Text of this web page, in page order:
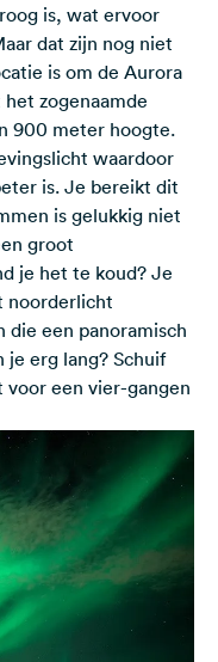
is, wat ervoor
dat zijn nog niet
is om de Aurora
zogenaamde
900 meter hoogte.
waardoor
is. Je bereikt dit
is gelukkig niet
groot
je het te koud? Je
noorderlicht
die een panoramisch
erg lang? Schuif
voor een vier-gangen